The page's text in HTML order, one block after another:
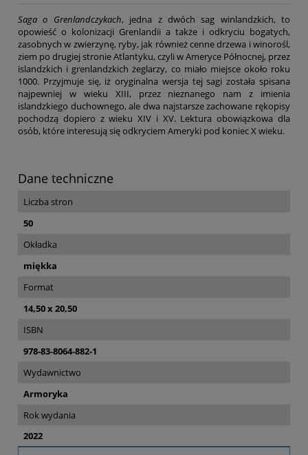
Saga o Grenlandczykach, jedna z dwóch sag winlandzkich, to
opowieść o kolonizacji Grenlandii a także i odkryciu bogatych,
zasobnych w zwierzynę, ryby, jak również cenne drzewa i winorośl,
ziem po drugiej stronie Atlantyku, czyli w Ameryce Północnej, przez
islandzkich i grenlandzkich żeglarzy, co miało miejsce około roku
1000. Przyjmuje się, iż oryginalna wersja tej sagi została spisana
najpewniej w wieku XIII, przez nieznanego nam z imienia
islandzkiego duchownego, ale dwa najstarsze zachowane rękopisy
pochodzą dopiero z wieku XIV i XV. Lektura obowiązkowa dla
osób, które interesują się odkryciem Ameryki pod koniec X wieku.
Dane techniczne
Liczba stron
50
Okładka
miękka
Format
14,50 x 20,50
ISBN
978-83-8064-882-1
Wydawnictwo
Armoryka
Rok wydania
2022